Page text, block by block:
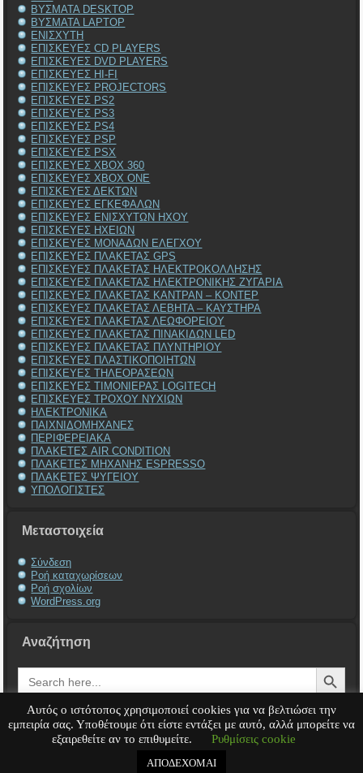
ΒΥΣΜΑΤΑ DESKTOP
ΒΥΣΜΑΤΑ LAPTOP
ΕΝΙΣΧΥΤΗ
ΕΠΙΣΚΕΥΕΣ CD PLAYERS
ΕΠΙΣΚΕΥΕΣ DVD PLAYERS
ΕΠΙΣΚΕΥΕΣ HI-FI
ΕΠΙΣΚΕΥΕΣ PROJECTORS
ΕΠΙΣΚΕΥΕΣ PS2
ΕΠΙΣΚΕΥΕΣ PS3
ΕΠΙΣΚΕΥΕΣ PS4
ΕΠΙΣΚΕΥΕΣ PSP
ΕΠΙΣΚΕΥΕΣ PSX
ΕΠΙΣΚΕΥΕΣ XBOX 360
ΕΠΙΣΚΕΥΕΣ XBOX ONE
ΕΠΙΣΚΕΥΕΣ ΔΕΚΤΩΝ
ΕΠΙΣΚΕΥΕΣ ΕΓΚΕΦΑΛΩΝ
ΕΠΙΣΚΕΥΕΣ ΕΝΙΣΧΥΤΩΝ ΗΧΟΥ
ΕΠΙΣΚΕΥΕΣ ΗΧΕΙΩΝ
ΕΠΙΣΚΕΥΕΣ ΜΟΝΑΔΩΝ ΕΛΕΓΧΟΥ
ΕΠΙΣΚΕΥΕΣ ΠΛΑΚΕΤΑΣ GPS
ΕΠΙΣΚΕΥΕΣ ΠΛΑΚΕΤΑΣ ΗΛΕΚΤΡΟΚΟΛΛΗΣΗΣ
ΕΠΙΣΚΕΥΕΣ ΠΛΑΚΕΤΑΣ ΗΛΕΚΤΡΟΝΙΚΗΣ ΖΥΓΑΡΙΑ
ΕΠΙΣΚΕΥΕΣ ΠΛΑΚΕΤΑΣ ΚΑΝΤΡΑΝ – ΚΟΝΤΕΡ
ΕΠΙΣΚΕΥΕΣ ΠΛΑΚΕΤΑΣ ΛΕΒΗΤΑ – ΚΑΥΣΤΗΡΑ
ΕΠΙΣΚΕΥΕΣ ΠΛΑΚΕΤΑΣ ΛΕΩΦΟΡΕΙΟΥ
ΕΠΙΣΚΕΥΕΣ ΠΛΑΚΕΤΑΣ ΠΙΝΑΚΙΔΩΝ LED
ΕΠΙΣΚΕΥΕΣ ΠΛΑΚΕΤΑΣ ΠΛΥΝΤΗΡΙΟΥ
ΕΠΙΣΚΕΥΕΣ ΠΛΑΣΤΙΚΟΠΟΙΗΤΩΝ
ΕΠΙΣΚΕΥΕΣ ΤΗΛΕΟΡΑΣΕΩΝ
ΕΠΙΣΚΕΥΕΣ ΤΙΜΟΝΙΕΡΑΣ LOGITECH
ΕΠΙΣΚΕΥΕΣ ΤΡΟΧΟΥ ΝΥΧΙΩΝ
ΗΛΕΚΤΡΟΝΙΚΑ
ΠΑΙΧΝΙΔΟΜΗΧΑΝΕΣ
ΠΕΡΙΦΕΡΕΙΑΚΑ
ΠΛΑΚΕΤΕΣ AIR CONDITION
ΠΛΑΚΕΤΕΣ ΜΗΧΑΝΗΣ ESPRESSO
ΠΛΑΚΕΤΕΣ ΨΥΓΕΙΟΥ
ΥΠΟΛΟΓΙΣΤΕΣ
Μεταστοιχεία
Σύνδεση
Ροή καταχωρίσεων
Ροή σχολίων
WordPress.org
Αναζήτηση
Search
for:
Search Button
Service Υπολογιστή Service Laptop Service Macbook Service Περιφερειακά
Αυτός ο ιστότοπος χρησιμοποιεί cookies για να βελτιώσει την
εμπειρία σας. Υποθέτουμε ότι είστε εντάξει με αυτό, αλλά μπορείτε να
εξαιρεθείτε αν το επιθυμείτε.
Ρυθμίσεις cookie
ΑΠΟΔΕΧΟΜΑΙ